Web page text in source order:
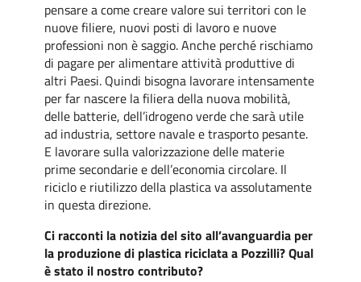
pensare a come creare valore sui territori con le
nuove filiere, nuovi posti di lavoro e nuove
professioni non è saggio. Anche perché rischiamo
di pagare per alimentare attività produttive di
altri Paesi. Quindi bisogna lavorare intensamente
per far nascere la filiera della nuova mobilità,
delle batterie, dell’idrogeno verde che sarà utile
ad industria, settore navale e trasporto pesante.
E lavorare sulla valorizzazione delle materie
prime secondarie e dell’economia circolare. Il
riciclo e riutilizzo della plastica va assolutamente
in questa direzione.
Ci racconti la notizia del sito all’avanguardia per
la produzione di plastica riciclata a Pozzilli? Qual
è stato il nostro contributo?